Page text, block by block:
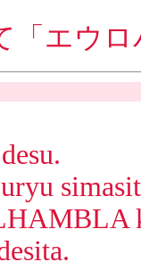
「エウ